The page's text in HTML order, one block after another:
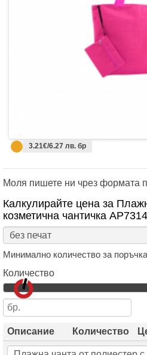
3.21€/6.27 лв. бр
Моля пишете ни чрез формата
Калкулирайте цена за
козметична чантичка
Минимално количество за
Количество
Описание Количество